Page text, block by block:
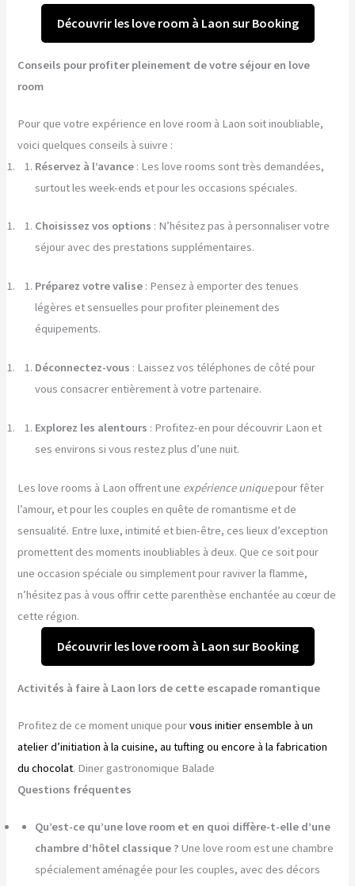
Découvrir les love room à Laon sur Booking
Conseils pour profiter pleinement de votre séjour en love
room
Pour que votre expérience en love room à Laon soit inoubliable,
voici quelques conseils à suivre :
Réservez à l’avance : Les love rooms sont très demandées,
surtout les week-ends et pour les occasions spéciales.
Choisissez vos options : N’hésitez pas à personnaliser votre
séjour avec des prestations supplémentaires.
Préparez votre valise : Pensez à emporter des tenues
légères et sensuelles pour profiter pleinement des
équipements.
Déconnectez-vous : Laissez vos téléphones de côté pour
vous consacrer entièrement à votre partenaire.
Explorez les alentours : Profitez-en pour découvrir Laon et
ses environs si vous restez plus d’une nuit.
Les love rooms à Laon offrent une expérience uniquepour fêter
l’amour, et pour les couples en quête de romantisme et de
sensualité. Entre luxe, intimité et bien-être, ces lieux d’exception
promettent des moments inoubliables à deux. Que ce soit pour
une occasion spéciale ou simplement pour raviver la flamme,
n’hésitez pas à vous offrir cette parenthèse enchantée au cœur de
cette région.
Découvrir les love room à Laon sur Booking
Activités à faire à Laon lors de cette escapade romantique
Profitez de ce moment unique pourvous initier ensemble à un
atelier d’initiation à la cuisine, au tufting ou encore à la fabrication
du chocolat. Diner gastronomique Balade
Questions fréquentes
Qu’est-ce qu’une love room et en quoi diffère-t-elle d’une
chambre d’hôtel classique ? Une love room est une chambre
spécialement aménagée pour les couples, avec des décors